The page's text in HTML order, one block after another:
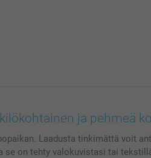
ja pehmeä
Laadusta tinkimättä voit
on tehty valokuvistasi tai